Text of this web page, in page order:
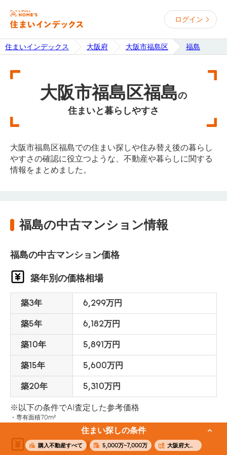
ログイン
住まいインデックス 大阪府 大阪市福島区 福島
大阪市福島区福島の
住まいと暮らしやすさ
大阪市福島区福島での住まい探しや住み替え後の暮らし
やすさの確認に役立つような、不動産や暮らしに関する
情報をまとめました。
福島の中古マンション情報
福島の中古マンション価格
築年別の価格相場
築3年 6,299万円
築5年 6,182万円
築10年 5,891万円
築15年 5,600万円
築20年 5,310万円
※以下の条件でAI査定した参考価格
専有面積70m²
面積別の価格相場
住まい探しの条件
購入不動産すべて 5,000万~7,000万 大阪府大阪市福島区福島